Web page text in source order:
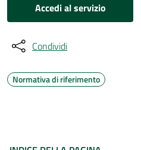
Accedi al servizio
Condividi
Normativa di riferimento